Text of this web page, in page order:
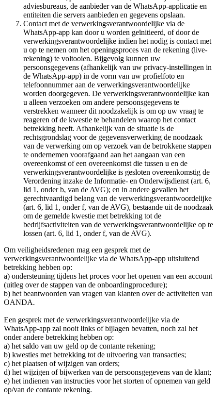
adviesbureaus, de aanbieder van de WhatsApp-applicatie en
entiteiten die servers aanbieden en gegevens opslaan.
Contact met de verwerkingsverantwoordelijke via de
WhatsApp-app kan door u worden geïnitieerd, of door de
verwerkingsverantwoordelijke indien het nodig is contact met
u op te nemen om het openingsproces van de rekening (live-
rekening) te voltooien. Bijgevolg kunnen uw
persoonsgegevens (afhankelijk van uw privacy-instellingen in
de WhatsApp-app) in de vorm van uw profielfoto en
telefoonnummer aan de verwerkingsverantwoordelijke
worden doorgegeven. De verwerkingsverantwoordelijke kan
u alleen verzoeken om andere persoonsgegevens te
verstrekken wanneer dit noodzakelijk is om op uw vraag te
reageren of de kwestie te behandelen waarop het contact
betrekking heeft. Afhankelijk van de situatie is de
rechtsgrondslag voor de gegevensverwerking de noodzaak
van de verwerking om op verzoek van de betrokkene stappen
te ondernemen voorafgaand aan het aangaan van een
overeenkomst of een overeenkomst die tussen u en de
verwerkingsverantwoordelijke is gesloten overeenkomstig de
Verordening inzake de Informatie- en Onderwijsdienst (art. 6,
lid 1, onder b, van de AVG); en in andere gevallen het
gerechtvaardigd belang van de verwerkingsverantwoordelijke
(art. 6, lid 1, onder f, van de AVG), bestaande uit de noodzaak
om de gemelde kwestie met betrekking tot de
bedrijfsactiviteiten van de verwerkingsverantwoordelijke op te
lossen (art. 6, lid 1, onder f, van de AVG).
Om veiligheidsredenen mag een gesprek met de
verwerkingsverantwoordelijke via de WhatsApp-app uitsluitend
betrekking hebben op:
a) ondersteuning tijdens het proces voor het openen van een account
(uitleg over de stappen van de onboardingprocedure);
b) het beantwoorden van vragen van klanten over de activiteiten van
OANDA.
Een gesprek met de verwerkingsverantwoordelijke via de
WhatsApp-app zal nooit links of bijlagen bevatten, noch zal het
onder andere betrekking hebben op:
a) het saldo van uw geld op de contante rekening;
b) kwesties met betrekking tot de uitvoering van transacties;
c) het plaatsen of wijzigen van orders;
d) het wijzigen of bijwerken van de persoonsgegevens van de klant;
e) het indienen van instructies voor het storten of opnemen van geld
op/van de contante rekening.